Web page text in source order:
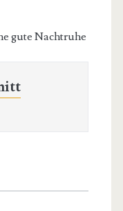
gute Nachtruhe